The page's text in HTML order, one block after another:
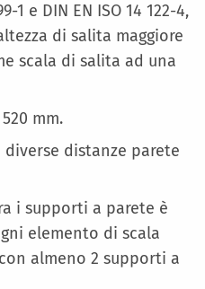
1 e DIN EN ISO 14 122-4,
di salita maggiore
scala di salita ad una
mm.
distanze parete
i supporti a parete è
elemento di scala
almeno 2 supporti a